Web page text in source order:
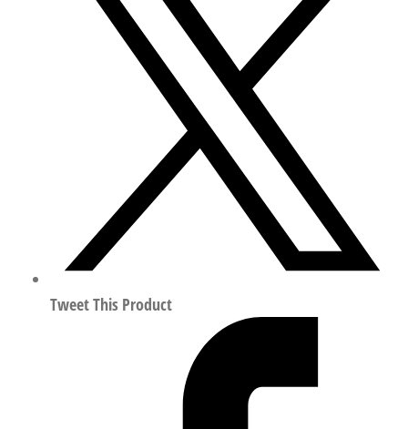
40mm
符Tweet This Product